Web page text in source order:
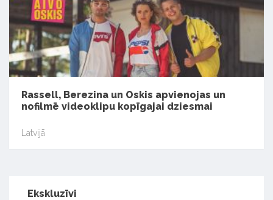
Rassell, Berezina un Oskis apvienojas un
nofilmē videoklipu kopīgajai dziesmai
Latvijā
Ekskluzīvi